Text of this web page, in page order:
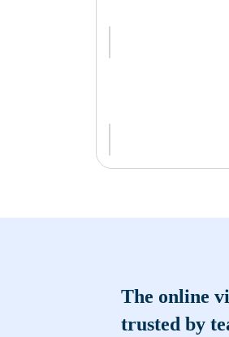
The online
trusted by